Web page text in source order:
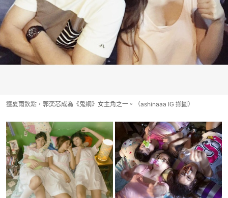
獲夏雨欽點，郭奕芯成為《鬼網》女主角之一。（ashinaaa IG 擷圖）